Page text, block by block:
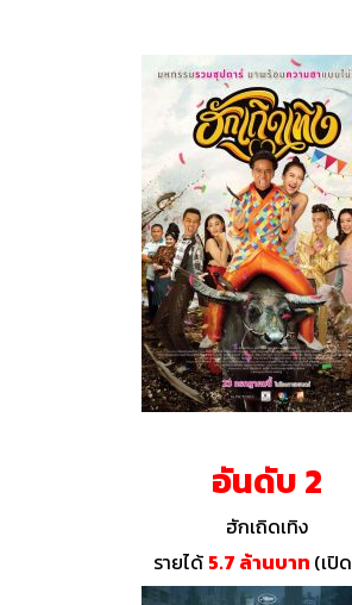
อันดับ 2
ฮักเถิดเทิง
รายได้ 5.7 ล้านบาท (เปิ